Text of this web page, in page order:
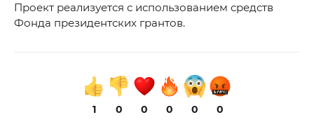
Проект реализуется с использованием средств
Фонда президентских грантов.
1 0 0 0 0 0